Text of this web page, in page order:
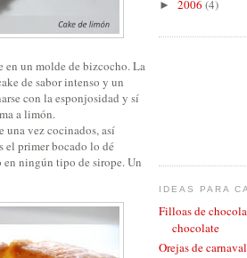
en un molde de bizcocho. La
de sabor intenso y un
con la esponjosidad y sí
a limón.
una vez cocinados, así
el primer bocado lo dé
ningún tipo de sirope. Un
► 2006 (4)
IDEAS PARA
Filloas de
chocolate
Orejas de